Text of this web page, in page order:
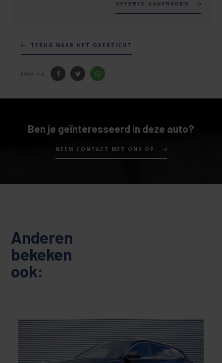
OFFERTE AANVRAGEN
TERUG NAAR HET OVERZICHT
Deel via:
Ben je geïnteresseerd in deze auto?
NEEM CONTACT MET ONS OP
Anderen
bekeken
ook: